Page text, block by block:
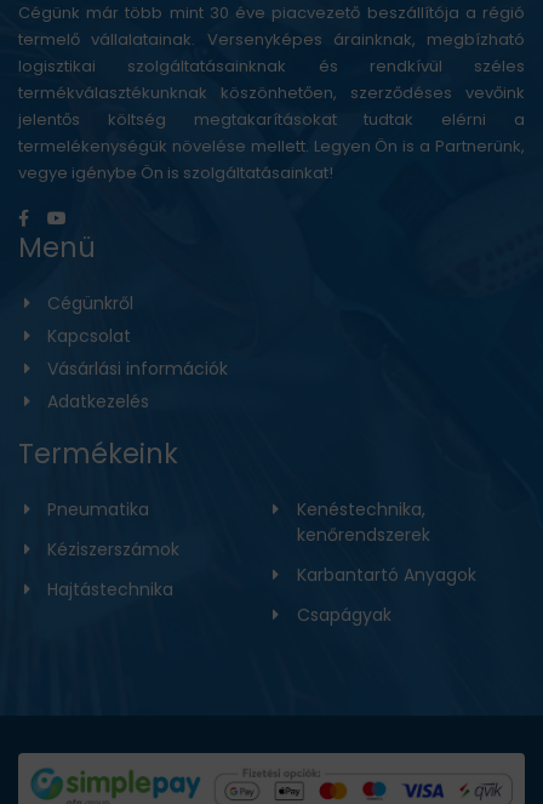
Cégünk már több mint 30 éve piacvezető beszállítója a régió
termelő vállalatainak. Versenyképes árainknak, megbízható
logisztikai szolgáltatásainknak és rendkívül széles
termékválasztékunknak köszönhetően, szerződéses vevőink
jelentős költség megtakarításokat tudtak elérni a
termelékenységük növelése mellett. Legyen Ön is a Partnerünk,
vegye igénybe Ön is szolgáltatásainkat!
Menü
Cégünkről
Kapcsolat
Vásárlási információk
Adatkezelés
Termékeink
Pneumatika
Kéziszerszámok
Hajtástechnika
Kenéstechnika,
kenőrendszerek
Karbantartó Anyagok
Csapágyak